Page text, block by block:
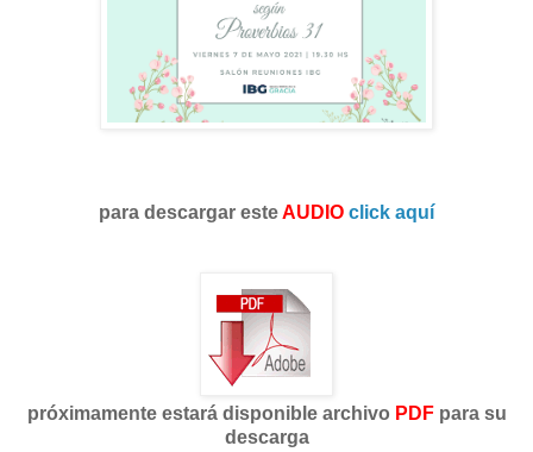
para descargar esteAUDIO click aquí
próximamente estará disponible archivo PDFpara su
descarga